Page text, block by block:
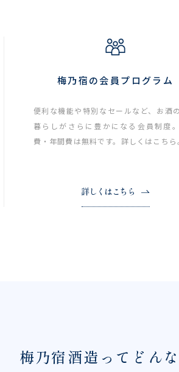
梅乃宿の会員プログラム
便利な機能や特別なセールなど、お酒
暮らしがさらに豊かになる会員制度
費・年間費は無料です。詳しくはこちら
詳しくはこちら
梅乃宿酒造ってどん